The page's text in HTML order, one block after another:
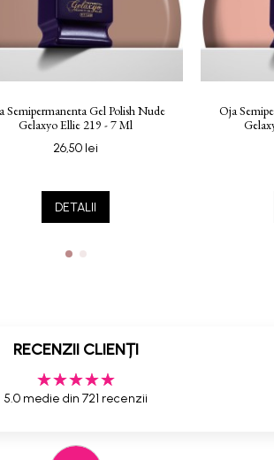
Semipermanenta Gel Polish Nude
Gelaxyo Ellie 219 - 7 Ml
26,50 lei
DETALII
Oja
RECENZII CLIENȚI
5.0 medie din 721 recenzii